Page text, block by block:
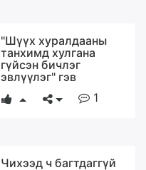
"Шүүх хуралдааны
танхимд хулгана
гүйсэн бичлэг
эвлүүлэг" гэв
1
Чихээд ч багтдаггүй